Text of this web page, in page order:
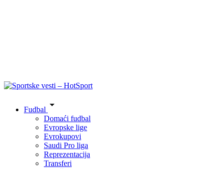
Fudbal
Domaći fudbal
Evropske lige
Evrokupovi
Saudi Pro liga
Reprezentacija
Transferi